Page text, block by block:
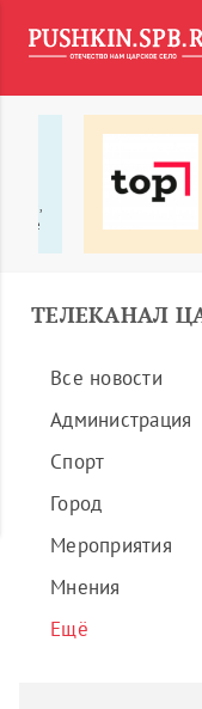
числе
ТЕЛЕКАНАЛ
Все новости
Администрация
Спорт
Город
Мероприятия
Мнения
Ещё